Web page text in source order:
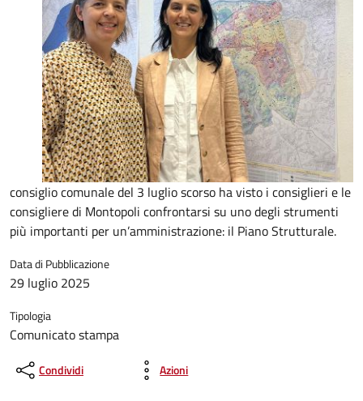
consiglio comunale del 3 luglio scorso ha visto i consiglieri e le
consigliere di Montopoli confrontarsi su uno degli strumenti
più importanti per un’amministrazione: il Piano Strutturale.
Data di Pubblicazione
29 luglio 2025
Tipologia
Comunicato stampa
Condividi Azioni